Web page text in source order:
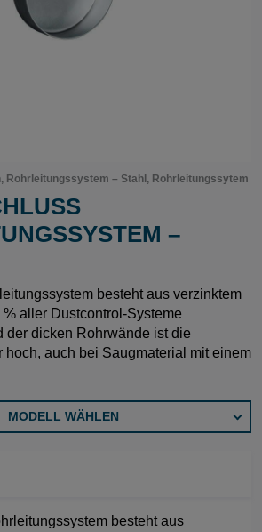
Rohrleitungssystem – Stahl, Rohrleitungssytem
–
besteht aus verzinktem
aller Dustcontrol-Systeme
der dicken Rohrwände ist die
hoch, auch bei Saugmaterial mit einem
MODELL WÄHLEN
besteht aus